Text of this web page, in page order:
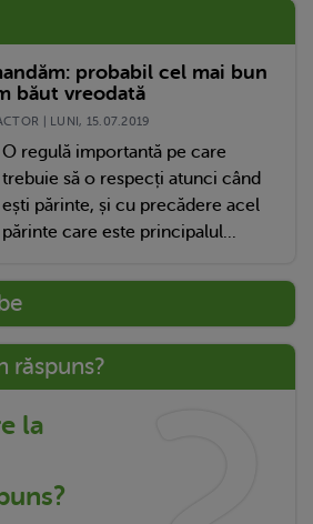
probabil cel mai bun
băut vreodată
| LUNI, 15.07.2019
O regulă importantă pe care
trebuie să o respecți atunci când
ești părinte, și cu precădere acel
părinte care este principalul...
răspuns?
la